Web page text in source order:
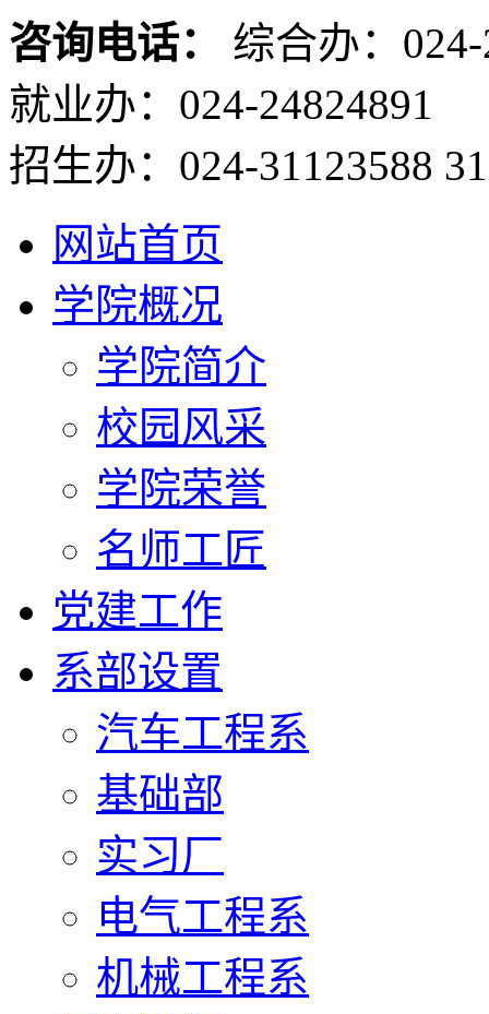
咨询电话：
综合办：
就业办：024-24824891
招生办：024-31123588
网站首页
学院概况
学院简介
校园风采
学院荣誉
名师工匠
党建工作
系部设置
汽车工程系
基础部
实习厂
电气工程系
机械工程系